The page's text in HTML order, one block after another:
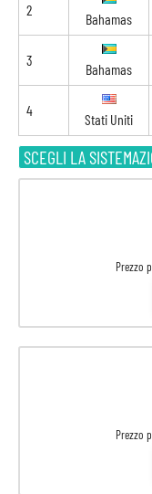
SCEGLI LA
Prezzo
Prezzo
2
Bahamas
3
Bahamas
4
Stati Uniti